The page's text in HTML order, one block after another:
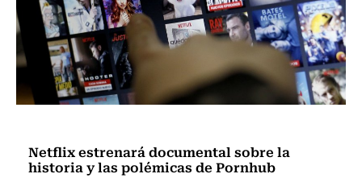
Netflix estrenará documental sobre la
historia y las polémicas de Pornhub